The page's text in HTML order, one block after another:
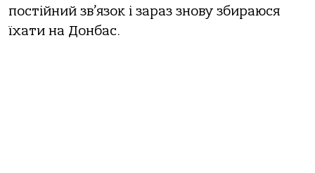
постійний зв’язок і зараз знову збираюся
їхати на Донбас.